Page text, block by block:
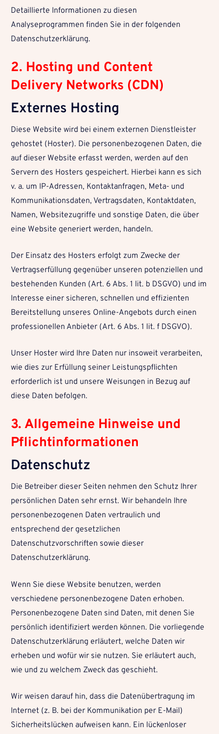
Detaillierte Informationen zu diesen
Analyseprogrammen finden Sie in der folgenden
Datenschutzerklärung.
2. Hosting und Content
Delivery Networks (CDN)
Externes Hosting
Diese Website wird bei einem externen Dienstleister
gehostet (Hoster). Die personenbezogenen Daten, die
auf dieser Website erfasst werden, werden auf den
Servern des Hosters gespeichert. Hierbei kann es sich
v. a. um IP-Adressen, Kontaktanfragen, Meta- und
Kommunikationsdaten, Vertragsdaten, Kontaktdaten,
Namen, Websitezugriffe und sonstige Daten, die über
eine Website generiert werden, handeln.
Der Einsatz des Hosters erfolgt zum Zwecke der
Vertragserfüllung gegenüber unseren potenziellen und
bestehenden Kunden (Art. 6 Abs. 1 lit. b DSGVO) und im
Interesse einer sicheren, schnellen und effizienten
Bereitstellung unseres Online-Angebots durch einen
professionellen Anbieter (Art. 6 Abs. 1 lit. f DSGVO).
Unser Hoster wird Ihre Daten nur insoweit verarbeiten,
wie dies zur Erfüllung seiner Leistungspflichten
erforderlich ist und unsere Weisungen in Bezug auf
diese Daten befolgen.
3. Allgemeine Hinweise und
Pflichtinformationen
Datenschutz
Die Betreiber dieser Seiten nehmen den Schutz Ihrer
persönlichen Daten sehr ernst. Wir behandeln Ihre
personenbezogenen Daten vertraulich und
entsprechend der gesetzlichen
Datenschutzvorschriften sowie dieser
Datenschutzerklärung.
Wenn Sie diese Website benutzen, werden
verschiedene personenbezogene Daten erhoben.
Personenbezogene Daten sind Daten, mit denen Sie
persönlich identifiziert werden können. Die vorliegende
Datenschutzerklärung erläutert, welche Daten wir
erheben und wofür wir sie nutzen. Sie erläutert auch,
wie und zu welchem Zweck das geschieht.
Wir weisen darauf hin, dass die Datenübertragung im
Internet (z. B. bei der Kommunikation per E-Mail)
Sicherheitslücken aufweisen kann. Ein lückenloser